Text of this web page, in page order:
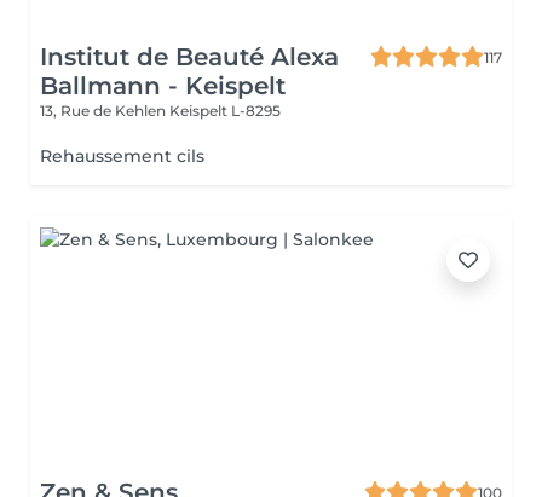
Institut de Beauté Alexa
Ballmann - Keispelt
117
13, Rue de Kehlen Keispelt L-8295
Rehaussement cils
100